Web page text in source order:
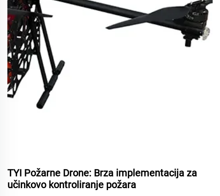
TYI Požarne Drone: Brza implementacija za
učinkovo kontroliranje požara